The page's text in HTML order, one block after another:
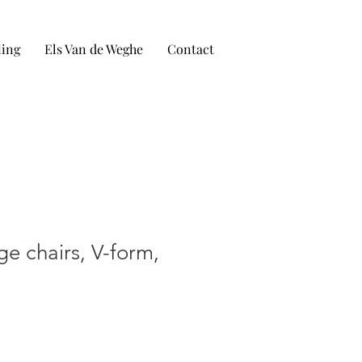
Els Van de Weghe Contact
chairs, V-form,